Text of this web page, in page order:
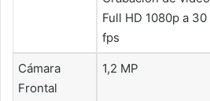
Full HD 1080p a 30
fps
Cámara
Frontal
1,2 MP